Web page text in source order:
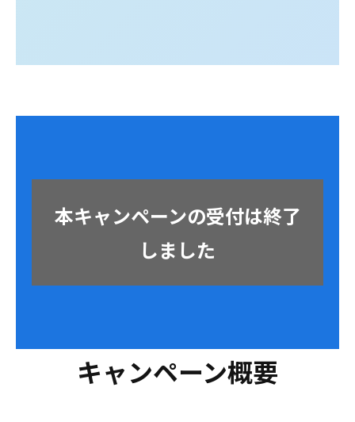
本キャンペーンの受付は終了
しました
キャンペーン概要